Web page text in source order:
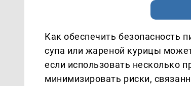
Как обеспечить безопасность
супа или жареной курицы
если использовать несколько
минимизировать риски,